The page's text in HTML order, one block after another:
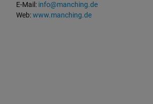
E-Mail: info@manching.de
Web:www.manching.de